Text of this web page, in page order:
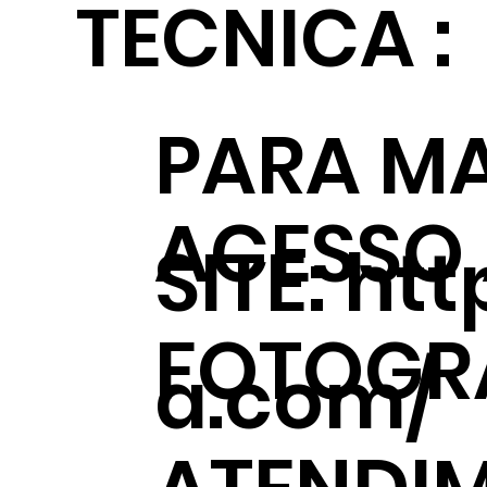
PARA
SITE:
a.com/
TECNICA :